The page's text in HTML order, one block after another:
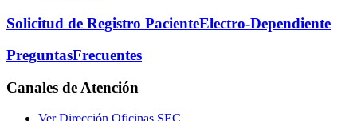
Solicitud de Registro PacienteElectro-Dependiente
PreguntasFrecuentes
Canales de Atención
Ver Dirección Oficinas SEC